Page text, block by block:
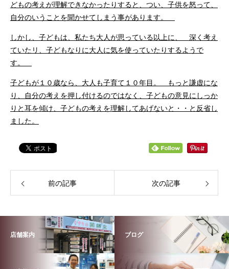
どもの考えが理解できなかったりすると、つい、子供を怒って、
自分のいうことを聞かせてしまう事があります。
しかし、子どもは、私たち大人が思っている以上に、 深く考え
ていたリ、子どもなりに大人に気を使っていたりするようで
す。
子どもが１０歳なら、大人も子育て１０年目。 もっと謙虚にな
り、自分の考えを押し付けるのではなく、子どもの意見にしっか
りと耳を傾け、子どもの考えを理解してあげないと・・と反省し
ました。
前の記事 次の記事
店舗案内 ブログ